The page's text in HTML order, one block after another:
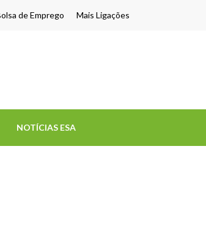
de Emprego Mais Ligações
NOTÍCIAS ESA